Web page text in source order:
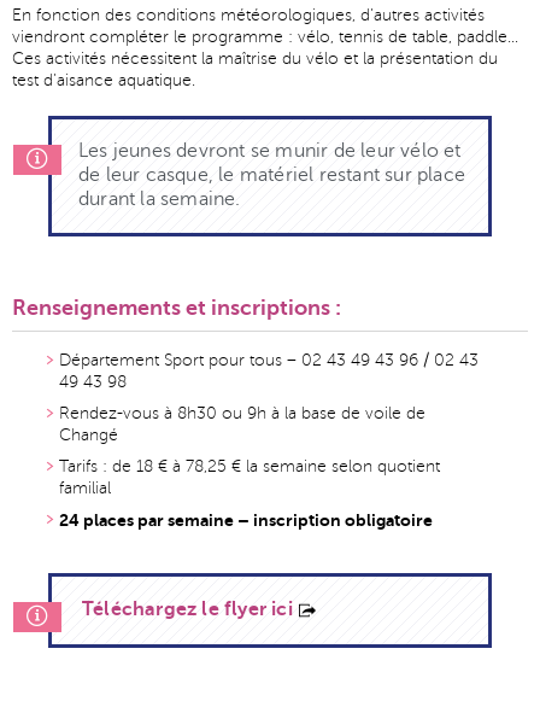
En fonction des conditions météorologiques, d’autres activités
viendront compléter le programme : vélo, tennis de table, paddle…
Ces activités nécessitent la maîtrise du vélo et la présentation du
test d’aisance aquatique.
Les jeunes devront se munir de leur vélo et
de leur casque, le matériel restant sur place
durant la semaine.
Renseignements et inscriptions :
Département Sport pour tous – 02 43 49 43 96 / 02 43
49 43 98
Rendez-vous à 8h30 ou 9h à la base de voile de
Changé
Tarifs : de 18 € à 78,25 € la semaine selon quotient
familial
24 places par semaine – inscription obligatoire
Téléchargez le flyer ici